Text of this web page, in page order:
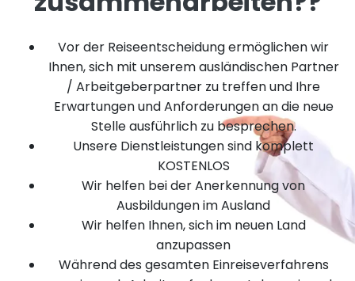
Vor der Reiseentscheidung ermöglichen wir
Ihnen, sich mit unserem ausländischen Partner
/ Arbeitgeberpartner zu treffen und Ihre
Erwartungen und Anforderungen an die neue
Stelle ausführlich zu besprechen.
Unsere Dienstleistungen sind komplett
KOSTENLOS
Wir helfen bei der Anerkennung von
Ausbildungen im Ausland
Wir helfen Ihnen, sich im neuen Land
anzupassen
Während des gesamten Einreiseverfahrens